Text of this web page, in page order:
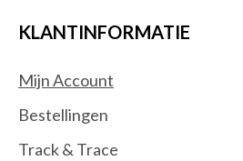
KLANTINFORMATIE
Mijn Account
Bestellingen
Track & Trace